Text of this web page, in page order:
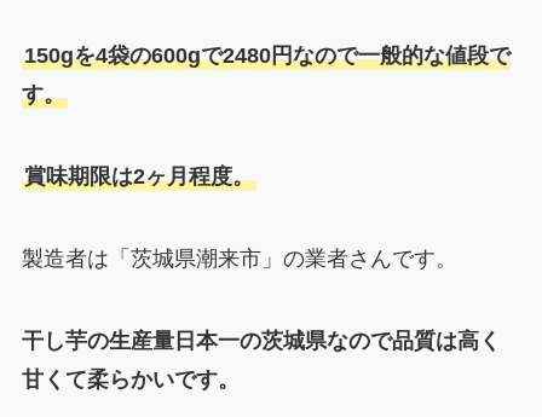
150gを4袋の600gで2480円なので一般的な値段で
す。
賞味期限は2ヶ月程度。
製造者は「茨城県潮来市」の業者さんです。
干し芋の生産量日本一の茨城県なので品質は高く
甘くて柔らかいです。